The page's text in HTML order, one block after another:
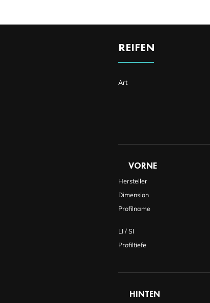
REIFEN
Art
Hersteller
Profilname
LI / SI
VORNE
Profiltiefe
Dimension
HINTEN